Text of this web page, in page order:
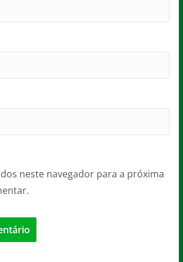
neste navegador para a próxima